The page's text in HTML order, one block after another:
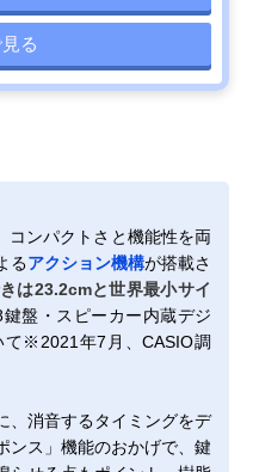
る
コンパクトさと機能性を両
るアクション機構が搭載さ
は23.2cmと世界最小サイ
盤・スピーカー内蔵デジ
て※2021年7月、CASIO調
、消音するタイミングをデ
ンス」機能のおかげで、鍵